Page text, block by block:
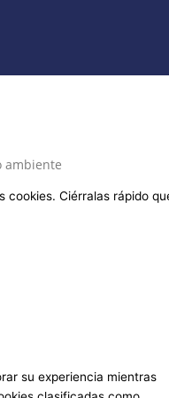
ambiente
cookies. Ciérralas rápido
su experiencia mientras